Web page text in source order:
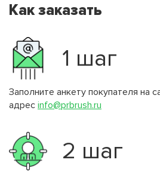
Как заказать
1 шаг
Заполните анкету покупателя на
адрес info@prbrush.ru
2 шаг